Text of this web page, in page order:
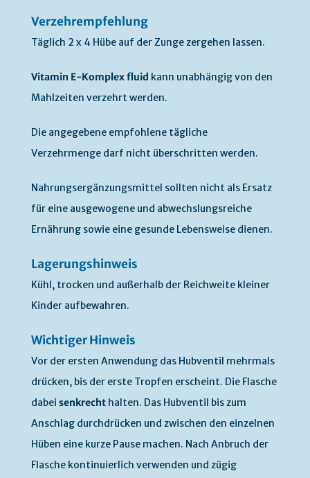
Verzehrempfehlung
Täglich 2 x 4 Hübe auf der Zunge zergehen lassen.
Vitamin E-Komplex fluid kann unabhängig von den
Mahlzeiten verzehrt werden.
Die angegebene empfohlene tägliche
Verzehrmenge darf nicht überschritten werden.
Nahrungsergänzungsmittel sollten nicht als Ersatz
für eine ausgewogene und abwechslungsreiche
Ernährung sowie eine gesunde Lebensweise dienen.
Lagerungshinweis
Kühl, trocken und außerhalb der Reichweite kleiner
Kinder aufbewahren.
Wichtiger Hinweis
Vor der ersten Anwendung das Hubventil mehrmals
drücken, bis der erste Tropfen erscheint. Die Flasche
dabei senkrecht halten. Das Hubventil bis zum
Anschlag durchdrücken und zwischen den einzelnen
Hüben eine kurze Pause machen. Nach Anbruch der
Flasche kontinuierlich verwenden und zügig